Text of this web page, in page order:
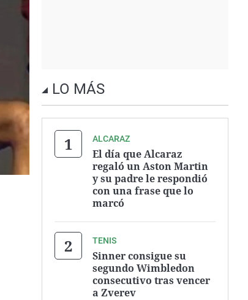
LO MÁS
ALCARAZ
El día que Alcaraz
regaló un Aston Martin
y su padre le respondió
con una frase que lo
marcó
TENIS
Sinner consigue su
segundo Wimbledon
consecutivo tras vencer
a Zverev